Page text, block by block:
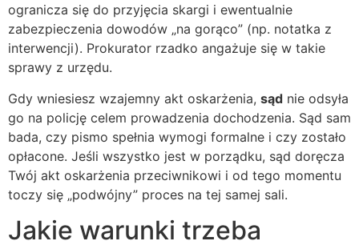
ogranicza się do przyjęcia skargi i ewentualnie
zabezpieczenia dowodów „na gorąco” (np. notatka z
interwencji). Prokurator rzadko angażuje się w takie
sprawy z urzędu.
Gdy wniesiesz wzajemny akt oskarżenia, sąd nie odsyła
go na policję celem prowadzenia dochodzenia. Sąd sam
bada, czy pismo spełnia wymogi formalne i czy zostało
opłacone. Jeśli wszystko jest w porządku, sąd doręcza
Twój akt oskarżenia przeciwnikowi i od tego momentu
toczy się „podwójny” proces na tej samej sali.
Jakie warunki trzeba